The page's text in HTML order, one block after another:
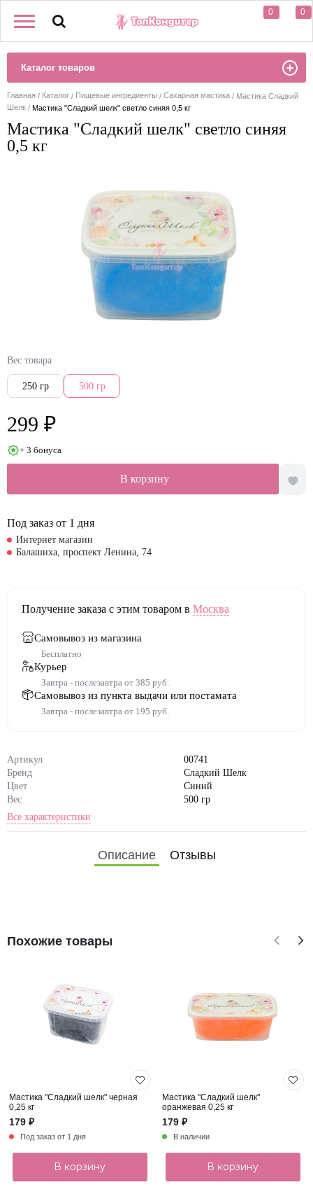
0 0
Каталог товаров
Главная Каталог Пищевые ингредиенты Сахарная мастика
Мастика Сладкий
Шелк
Мастика "Сладкий шелк" светло синяя 0,5 кг
Мастика "Сладкий шелк" светло синяя
0,5 кг
Артикул
00741
Бренд
Сладкий Шелк
Цвет
Синий
Вес
500 гр
Все характеристики
ный крахмал, масло растите
Вес товара
250 гр 500 гр
299 ₽
+ 3 бонуса
В корзину
Под заказ от 1 дня
Интернет магазин
Балашиха, проспект Ленина, 74
Получение заказа с этим товаром в Москва
Самовывоз из магазина
Бесплатно
Курьер
Завтра - послезавтра от 385 руб.
Самовывоз из пункта выдачи или постамата
Завтра - послезавтра от 195 руб.
Описание Отзывы
Похожие товары
Мастика "Сладкий шелк" черная
0,25 кг
179 ₽
Под заказ от 1 дня
В корзину
Мастика "Сладкий шелк"
оранжевая 0,25 кг
179 ₽
В наличии
В корзину